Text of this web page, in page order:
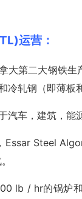
运营：
大第二大钢铁
轧钢（即薄板
汽车，建筑，能
Essar Steel
lb / hr的锅炉